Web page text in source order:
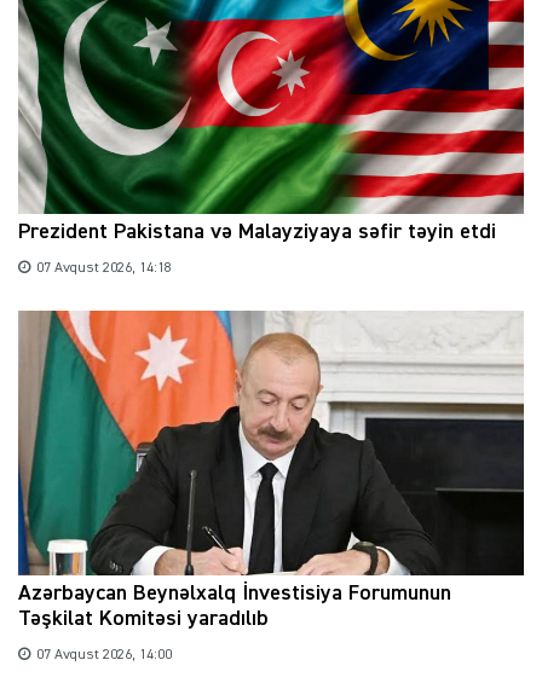
Prezident Pakistana və Malayziyaya səfir təyin etdi
07 Avqust 2026, 14:18
Azərbaycan Beynəlxalq İnvestisiya Forumunun
Təşkilat Komitəsi yaradılıb
07 Avqust 2026, 14:00